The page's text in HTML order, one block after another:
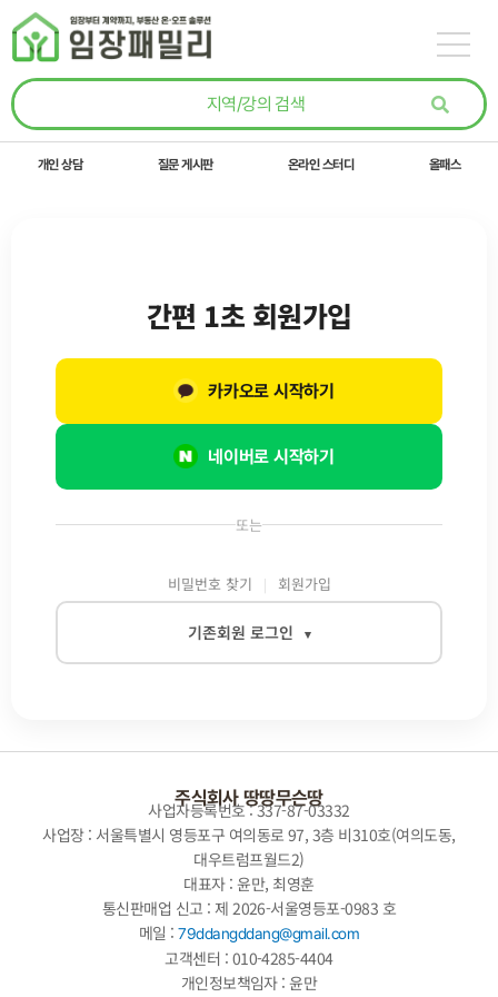
콘텐츠로
건너뛰기
개인 상담 질문 게시판 온라인 스터디 올패스
또는
비밀번호 찾기 회원가입
기존회원 로그인 ▾
로그인
간편 1초 회원가입
네이버로 시작하기
카카오로 시작하기
주식회사 땅땅무슨땅
사업자등록번호 : 337-87-03332
사업장 : 서울특별시 영등포구 여의동로 97, 3층 비310호(여의도동,
대우트럼프월드2)
대표자 : 윤만, 최영훈
통신판매업 신고 : 제 2026-서울영등포-0983 호
메일 :79ddangddang@gmail.com
고객센터 : 010-4285-4404
개인정보책임자 : 윤만